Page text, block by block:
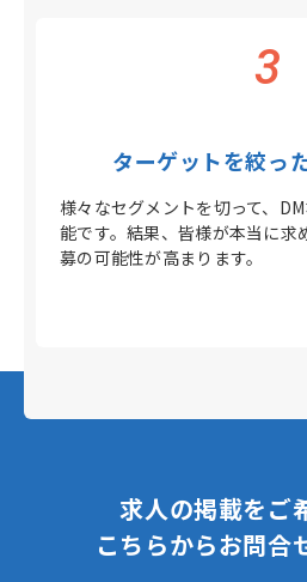
3
ターゲットを絞っ
様々なセグメントを切って、
能です。結果、皆様が本当に求
募の可能性が高まります。
求人の掲載をご
こちらからお問合